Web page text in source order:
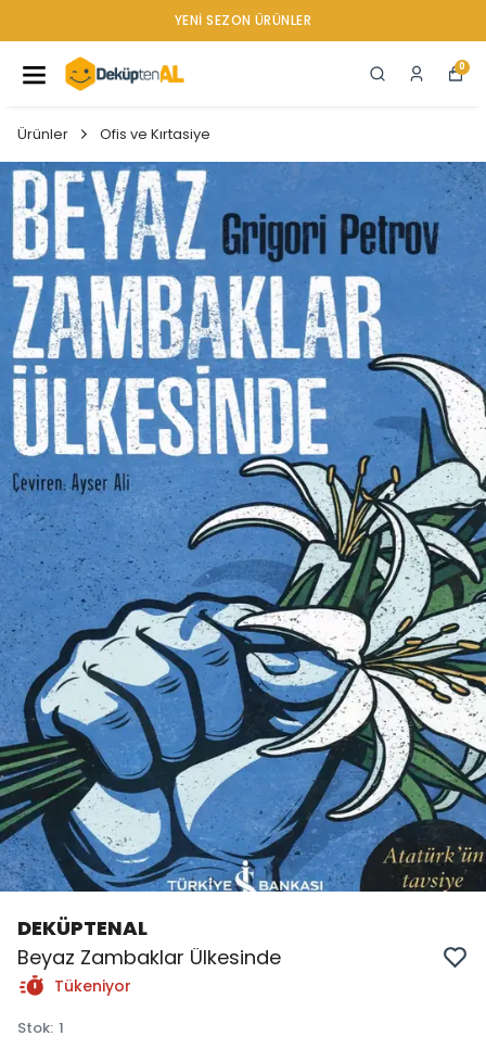
YENI SEZON ÜRÜNLER
0
Ürünler Ofis ve Kırtasiye
DEKÜPTENAL
Beyaz Zambaklar Ülkesinde
Tükeniyor
Stok: 1